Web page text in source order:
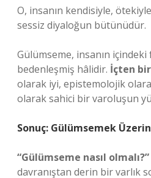
O, insanın kendisiyle,
sessiz diyaloğun bütünüdür.
Gülümseme, insanın
bedenleşmiş hâlidir. İçten
olarak iyi, epistemolojik
olarak sahici bir varoluşun
Sonuç: Gülümsemek
“Gülümseme nasıl olmalı?”
davranıştan derin bir varlık